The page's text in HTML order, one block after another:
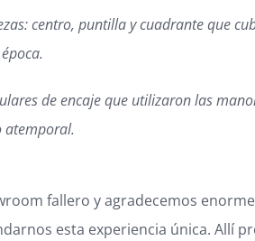
centro, puntilla y cuadrante que
de encaje que utilizaron las
atemporal.
fallero y agradecemos
esta experiencia única. Allí